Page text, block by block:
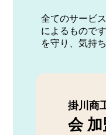
全てのサービ
によるもので
を守り、気持
掛川商
会